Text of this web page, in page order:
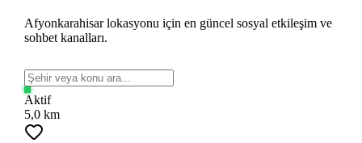
Afyonkarahisar lokasyonu için en güncel sosyal etkileşim ve
sohbet kanalları.
Aktif
5,0 km